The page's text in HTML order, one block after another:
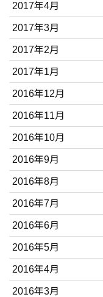
2017年4月
2017年3月
2017年2月
2017年1月
2016年12月
2016年11月
2016年10月
2016年9月
2016年8月
2016年7月
2016年6月
2016年5月
2016年4月
2016年3月